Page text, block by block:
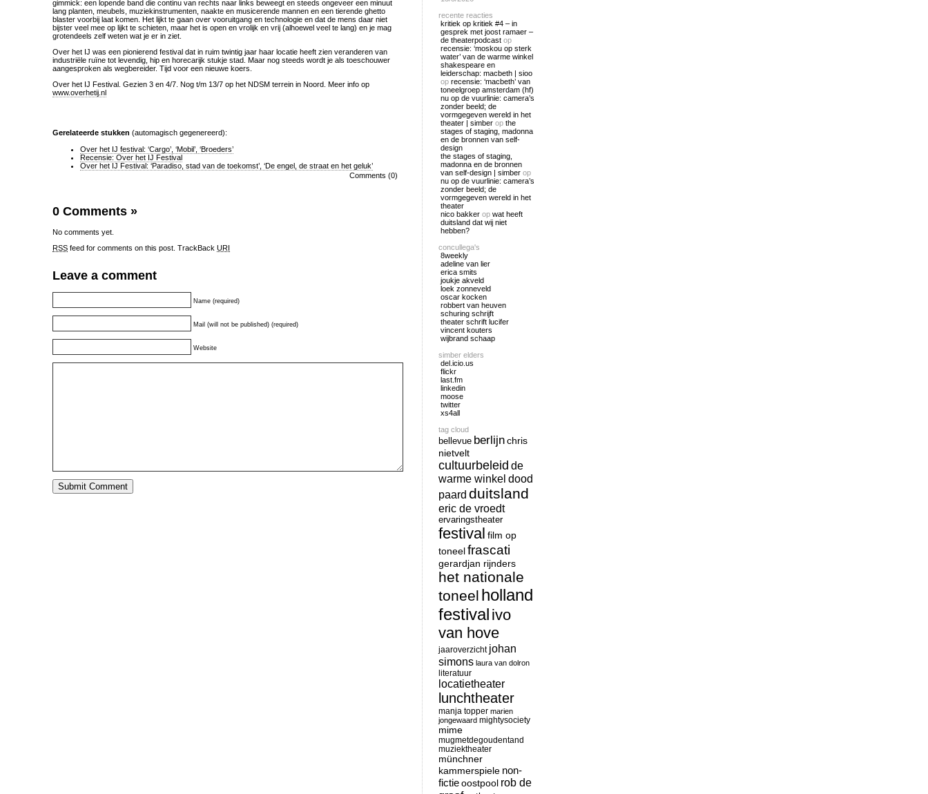
gimmick: een lopende band die continu van rechts naar links beweegt en steeds ongeveer een minuut
lang planten, meubels, muziekinstrumenten, naakte en musicerende mannen en een tierende ghetto
blaster voorbij laat komen. Het lijkt te gaan over vooruitgang en technologie en dat de mens daar niet
bijster veel mee op lijkt te schieten, maar het is open en vrolijk en vrij (alhoewel veel te lang) en je mag
grotendeels zelf weten wat je er in ziet.
Over het IJ was een pionierend festival dat in ruim twintig jaar haar locatie heeft zien veranderen van
industriële ruïne tot levendig, hip en horecarijk stukje stad. Maar nog steeds wordt je als toeschouwer
aangesproken als wegbereider. Tijd voor een nieuwe koers.
Over het IJ Festival. Gezien 3 en 4/7. Nog t/m 13/7 op het NDSM terrein in Noord. Meer info op
www.overhetij.nl
Gerelateerde stukken (automagisch gegenereerd):
Over het IJ festival: ‘Cargo’, ‘Mobil’, ‘Broeders’
Recensie: Over het IJ Festival
Over het IJ Festival: ‘Paradiso, stad van de toekomst’, ‘De engel, de straat en het geluk’
Comments (0)
0 Comments »
No comments yet.
RSS feed for comments on this post. TrackBack URI
Leave a comment
Name (required)
Mail (will not be published) (required)
Website
recente reacties
kritiek op kritiek #4 – in
gesprek met joost ramaer –
de theaterpodcast op
recensie: ‘moskou op sterk
water’ van de warme winkel
shakespeare en
leiderschap: macbeth | sioo
op recensie: ‘macbeth’ van
toneelgroep amsterdam (hf)
nu op de vuurlinie: camera’s
zonder beeld; de
vormgegeven wereld in het
theater | simber op the
stages of staging, madonna
en de bronnen van self-
design
the stages of staging,
madonna en de bronnen
van self-design | simber op
nu op de vuurlinie: camera’s
zonder beeld; de
vormgegeven wereld in het
theater
nico bakker op wat heeft
duitsland dat wij niet
hebben?
concullega's
8weekly
adeline van lier
erica smits
joukje akveld
loek zonneveld
oscar kocken
robbert van heuven
schuring schrijft
theater schrift lucifer
vincent kouters
wijbrand schaap
simber elders
del.icio.us
flickr
last.fm
linkedin
moose
twitter
xs4all
tag cloud
bellevue berlijnchris
nietvelt
cultuurbeleid de
warme winkel dood
paard duitsland
eric de vroedt
ervaringstheater
festival film op
toneelfrascati
gerardjan rijnders
het nationale
toneel holland
festival ivo
van hove
jaaroverzicht johan
simons laura van dolron
literatuur
locatietheater
lunchtheater
manja topper marien
jongewaard mightysociety
mime
mugmetdegoudentand
muziektheater
münchner
kammerspiele non-
fictieoostpool rob de